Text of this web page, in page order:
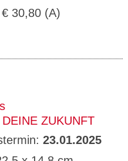
€ 30,80 (A)
ZUKUNFT
23.01.2025